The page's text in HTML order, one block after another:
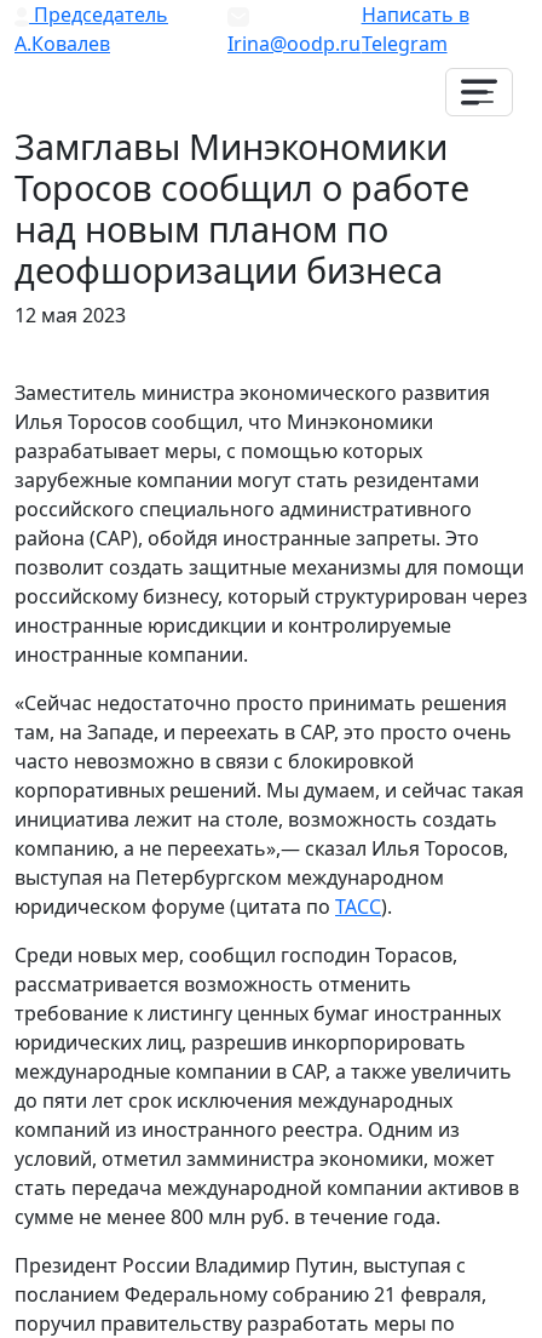
Председатель
А.Ковалев
Irina@oodp.ru
Написать в
Telegram
Замглавы Минэкономики
Торосов сообщил о работе
над новым планом по
деофшоризации бизнеса
12 мая 2023
Заместитель министра экономического развития
Илья Торосов сообщил, что Минэкономики
разрабатывает меры, с помощью которых
зарубежные компании могут стать резидентами
российского специального административного
района (САР), обойдя иностранные запреты. Это
позволит создать защитные механизмы для помощи
российскому бизнесу, который структурирован через
иностранные юрисдикции и контролируемые
иностранные компании.
«Сейчас недостаточно просто принимать решения
там, на Западе, и переехать в САР, это просто очень
часто невозможно в связи с блокировкой
корпоративных решений. Мы думаем, и сейчас такая
инициатива лежит на столе, возможность создать
компанию, а не переехать»,— сказал Илья Торосов,
выступая на Петербургском международном
юридическом форуме (цитата по ТАСС).
Среди новых мер, сообщил господин Торасов,
рассматривается возможность отменить
требование к листингу ценных бумаг иностранных
юридических лиц, разрешив инкорпорировать
международные компании в САР, а также увеличить
до пяти лет срок исключения международных
компаний из иностранного реестра. Одним из
условий, отметил замминистра экономики, может
стать передача международной компании активов в
сумме не менее 800 млн руб. в течение года.
Президент России Владимир Путин, выступая с
посланием Федеральному собранию 21 февраля,
поручил правительству разработать меры по